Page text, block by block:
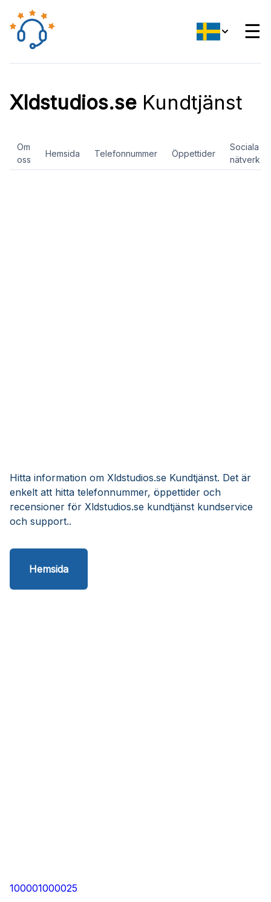
☰
Xldstudios.se Kundtjänst
Om
oss
Hemsida Telefonnummer Öppettider
Sociala
nätverk
Hitta information om Xldstudios.se Kundtjänst. Det är
enkelt att hitta telefonnummer, öppettider och
recensioner för Xldstudios.se kundtjänst kundservice
och support..
Hemsida
100001000025